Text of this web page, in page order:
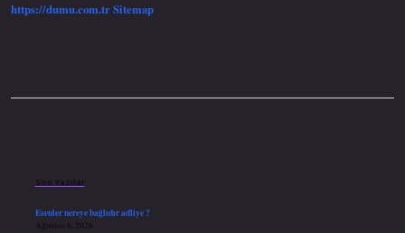
https://dumu.com.trSitemap
Son Yazılar
Esenler nereye bağlıdır adliye ?
Ağustos 6, 2026